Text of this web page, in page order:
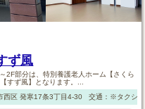
ず風
部分は、特別養護老人ホーム【さくら
すず風】となります。...
西区発寒17条3丁目4-30 交通：※タクシ